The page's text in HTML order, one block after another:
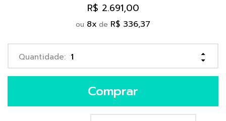
R$ 2.691,00
ou 8x de R$ 336,37
Comprar